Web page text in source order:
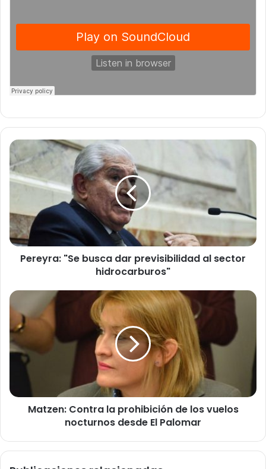
Pereyra:
"Se
busca
dar
sector
hidrocarburos"
Pereyra: "Se busca dar previsibilidad al sector
hidrocarburos"
Matzen:
Contra
prohibición
de
nocturnos
desde
Matzen: Contra la prohibición de los vuelos
nocturnos desde El Palomar